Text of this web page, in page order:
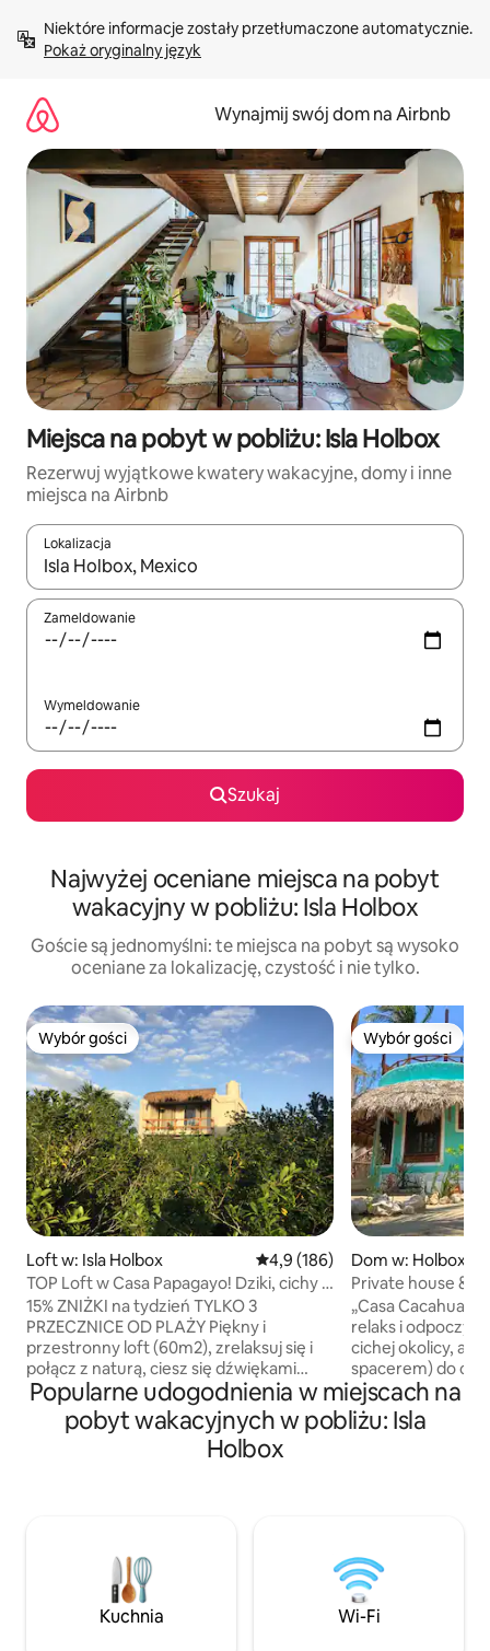
treści Pokaż oryginalny język
Wynajmij swój dom na Airbnb
Miejsca na pobyt w pobliżu: Isla Holbox
Rezerwuj wyjątkowe kwatery wakacyjne, domy i inne
miejsca na Airbnb
Lokalizacja
Gdy wyniki będą dostępne, możesz poruszać się po nich za
Zameldowanie
Wymeldowanie
Szukaj
Najwyżej oceniane miejsca na pobyt
wakacyjny w pobliżu: Isla Holbox
Goście są jednomyślni: te miejsca na pobyt są wysoko
oceniane za lokalizację, czystość i nie tylko.
Wybór gości
Wybór gości
Loft w: Isla Holbox Średnia ocena: 4,9 na 5, liczba
4,9 (186)
TOP Loft w Casa Papagayo! Dziki, cichy i
prywatny.
15% ZNIŻKI na tydzień TYLKO 3
PRZECZNICE OD PLAŻY Piękny i
przestronny loft (60m2), zrelaksuj się i
połącz z naturą, ciesz się dźwiękami
ptaków i kontempluj piękne zachody
słońca. Wszystko, czego potrzebujesz
do gotowania w wymarzonym
krajobrazie Zobowiązujemy się do
pokochasz tę plażę. • Punta Cocos, 8
minut spacerem. • Beach & Beach Club,
5 minut spacerem. • Restauracje, 5
minut spacerem.
Wybór gości
Wybór gości
Dom w: Holbox
Private house &
ogrodem
„Casa
relaks i
cichej okolicy, ale
spacerem) do
Casa Cacahuate
cześć swojej
zaprojektowana
i fauny wyspy, z
się, gdy pada
piaszczystych
Popularne udogodnienia w miejscach na
pobyt wakacyjnych w pobliżu: Isla
Holbox
Kuchnia Wi-Fi